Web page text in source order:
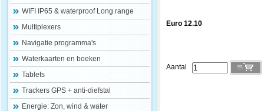
WIFI IP65 & waterproof Long range
Multiplexers
Navigatie programma's
Waterkaarten en boeken
Tablets
Trackers GPS + anti-diefstal
Energie: Zon, wind & water
Euro 12.10
Aantal